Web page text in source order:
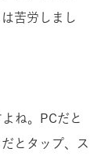
苦労しまし
ね。PCだと
とタップ、ス